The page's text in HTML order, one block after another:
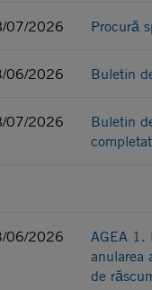
07/2026 Procură
06/2026 Buletin
07/2026
Buletin
06/2026
AGEA 1.
anularea
de